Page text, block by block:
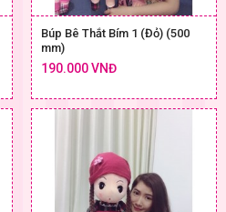
Búp Bê Thắt Bím 1 (Đỏ) (500
mm)
190.000 VNĐ